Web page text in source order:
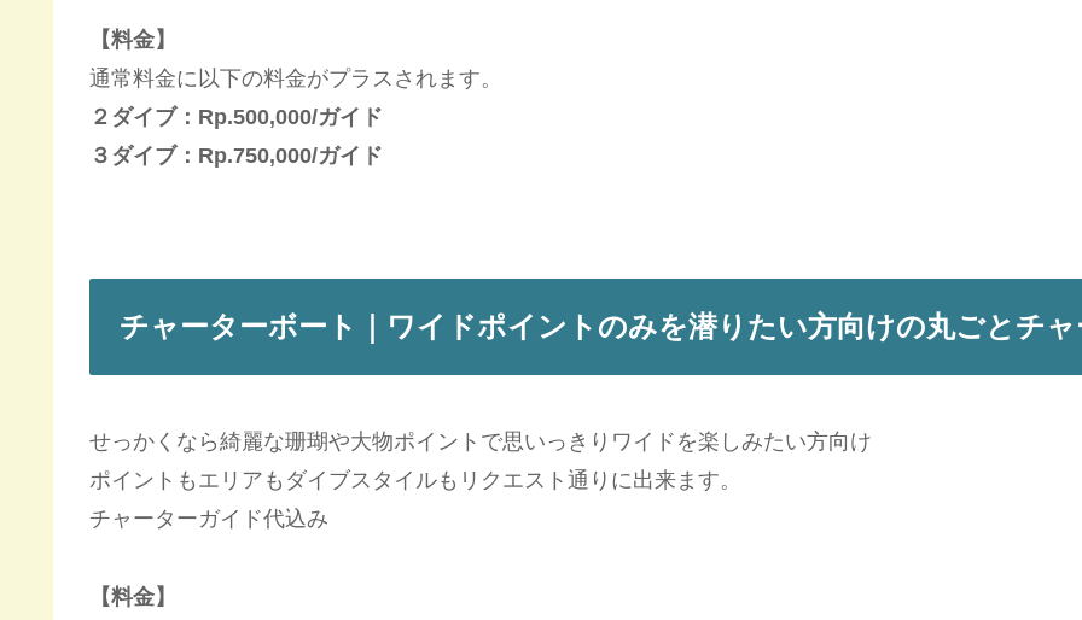
【料金】
通常料金に以下の料金がプラスされます。
２ダイブ：Rp.500,000/ガイド
３ダイブ：Rp.750,000/ガイド
チャーターボート｜ ワイドポイントのみを潜りたい方向けの丸ごとチ
せっかくなら綺麗な珊瑚や大物ポイントで思いっきりワイドを楽しみたい方向け
ポイントもエリアもダイブスタイルもリクエスト通りに出来ます。
チャーターガイド代込み
【料金】